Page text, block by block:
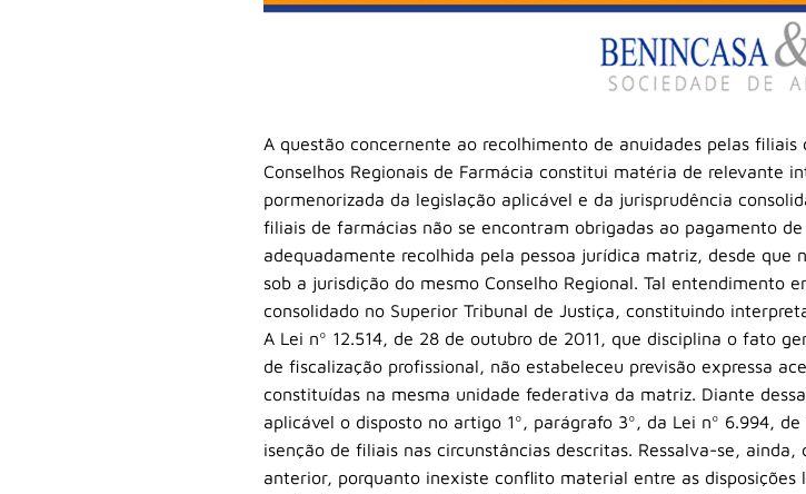
A questão concernente ao recolhimento de anuidades pelas
Conselhos Regionais de Farmácia constitui matéria de relevante
pormenorizada da legislação aplicável e da jurisprudência
filiais de farmácias não se encontram obrigadas ao pagamento
adequadamente recolhida pela pessoa jurídica matriz, desde que
sob a jurisdição do mesmo Conselho Regional. Tal entendimento
consolidado no Superior Tribunal de Justiça, constituindo
A Lei nº 12.514, de 28 de outubro de 2011, que disciplina o fato
de fiscalização profissional, não estabeleceu previsão expressa
constituídas na mesma unidade federativa da matriz. Diante
aplicável o disposto no artigo 1º, parágrafo 3º, da Lei nº 6.994,
isenção de filiais nas circunstâncias descritas. Ressalva-se,
anterior, porquanto inexiste conflito material entre as disposições